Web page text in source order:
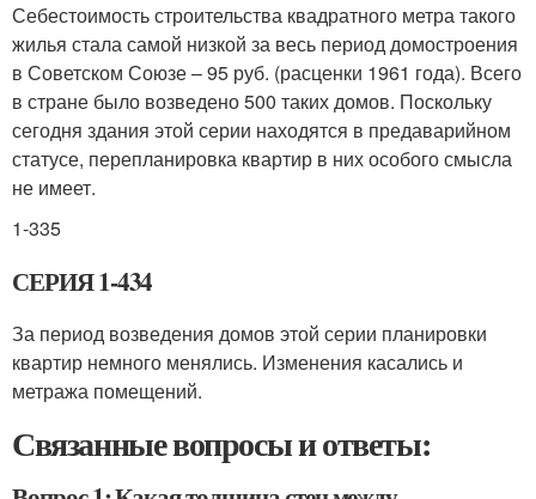
Себестоимость строительства квадратного метра такого
жилья стала самой низкой за весь период домостроения
в Советском Союзе – 95 руб. (расценки 1961 года). Всего
в стране было возведено 500 таких домов. Поскольку
сегодня здания этой серии находятся в предаварийном
статусе, перепланировка квартир в них особого смысла
не имеет.
1-335
СЕРИЯ 1-434
За период возведения домов этой серии планировки
квартир немного менялись. Изменения касались и
метража помещений.
Связанные вопросы и ответы: